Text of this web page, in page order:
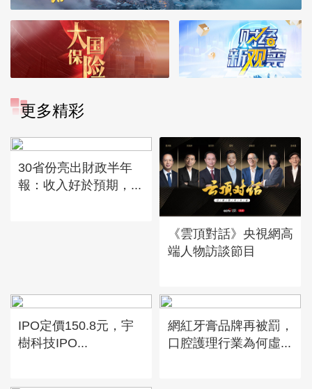
更多精彩
30省份亮出財政半年
報：收入好於預期，...
《雲頂對話》央視網高
端人物訪談節目
IPO定價150.8元，宇
樹科技IPO...
網紅牙膏品牌再被罰，
口腔護理行業為何虛...